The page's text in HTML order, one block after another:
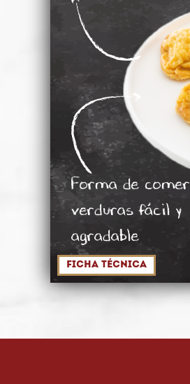
Forma de comer
verduras fácil y
agradable
Ficha técnica